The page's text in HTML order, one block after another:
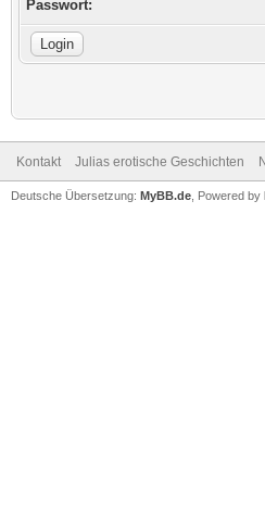
Passwort:
Kontakt Julias erotische Geschichten
Deutsche Übersetzung: MyBB.de , Powered by